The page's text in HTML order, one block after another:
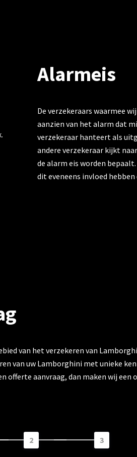
Alarmeis
De verzekeraars waarmee
aanzien van het alarm dat
verzekeraar hanteert als
andere verzekeraar kijkt
de alarm eis worden
dit eveneens invloed
van het verzekeren van
van uw Lamborghini met unieke
offerte aanvraag, dan maken wij een
2 3